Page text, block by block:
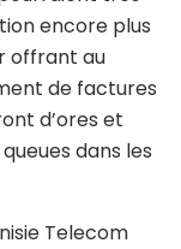
encore plus
offrant au
de factures
d’ores et
dans les
Telecom